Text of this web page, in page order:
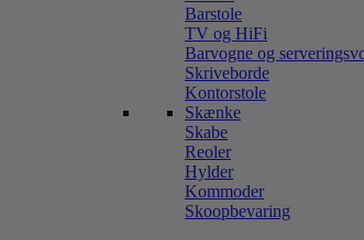
Barstole
TV og HiFi
Barvogne og
Skriveborde
Kontorstole
Skænke
Skabe
Reoler
Hylder
Kommoder
Skoopbevaring